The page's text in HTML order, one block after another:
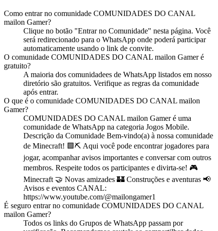
Como entrar no comunidade COMUNIDADES DO CANAL
mailon Gamer?
Clique no botão "Entrar no Comunidade" nesta página. Você
será redirecionado para o WhatsApp onde poderá participar
automaticamente usando o link de convite.
O comunidade COMUNIDADES DO CANAL mailon Gameré
gratuito?
A maioria dos comunidadees de WhatsApp listados em nosso
diretório são gratuitos. Verifique as regras da comunidade
após entrar.
O que é o comunidade COMUNIDADES DO CANAL mailon
Gamer?
COMUNIDADES DO CANAL mailon Gameré uma
comunidade de WhatsApp na categoria Jogos Mobile.
Descrição da Comunidade Bem-vindo(a) à nossa comunidade
de Minecraft! 🟩⛏️ Aqui você pode encontrar jogadores para
jogar, acompanhar avisos importantes e conversar com outros
membros. Respeite todos os participantes e divirta-se! 🎮
Minecraft 🤝 Novas amizades 🏰 Construções e aventuras 📢
Avisos e eventos CANAL:
https://www.youtube.com/@mailongamer1
É seguro entrar no comunidade COMUNIDADES DO CANAL
mailon Gamer?
Todos os links do Grupos de WhatsApp passam por